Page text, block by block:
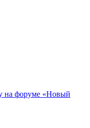
на форуме «Новый